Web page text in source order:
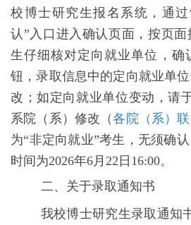
校博士研究生报名系统，通
认”入口进入确认页面，按页
生仔细核对定向就业单位，确
钮，录取信息中的定向就业单
改；如定向就业单位变动，请
系院（系）修改 （各院（系）
为“非定向就业”考生，无须确
时间为2026年6月 22 日 16:00。
二、 关于录取通知书
我校博士研究生录取通知